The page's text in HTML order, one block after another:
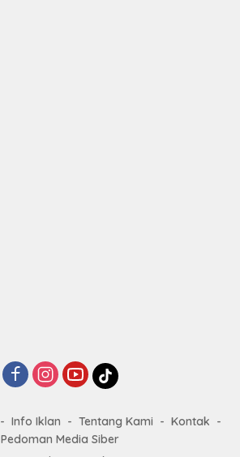
Info Iklan Tentang Kami
Kontak
Pedoman Media Siber